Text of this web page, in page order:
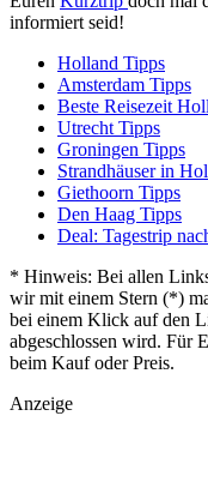
informiert seid!
Holland Tipps
Amsterdam Tipps
Beste Reisezeit
Utrecht Tipps
Groningen Tipps
Strandhäuser in
Giethoorn Tipps
Den Haag Tipps
Deal: Tagestrip
* Hinweis: Bei allen
wir mit einem Stern (*)
bei einem Klick auf den
abgeschlossen wird. Für
beim Kauf oder Preis.
Anzeige